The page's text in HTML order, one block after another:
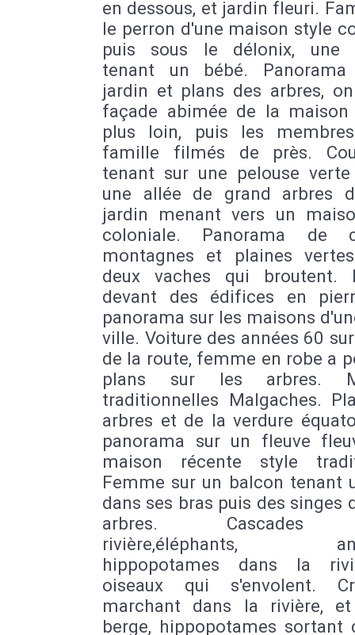
en dessous, et jardin fleuri.
le perron d'une maison style
puis sous le délonix, une
tenant un bébé.
jardin et plans des arbres,
façade abimée de la maison
plus loin, puis les
famille filmés de près.
tenant sur une pelouse
une allée de grand arbres
jardin menant vers un
coloniale. Panorama de
montagnes et plaines
deux vaches qui broutent.
devant des édifices en
panorama sur les maisons
ville. Voiture des années 60
de la route, femme en robe a
plans sur les arbres.
traditionnelles Malgaches.
arbres et de la verdure
panorama sur un fleuve
maison récente style
Femme sur un balcon tenant
dans ses bras puis des singes
arbres. Cascades
rivière,éléphants,
hippopotames dans la
oiseaux qui s'envolent.
marchant dans la rivière,
berge, hippopotames sortant